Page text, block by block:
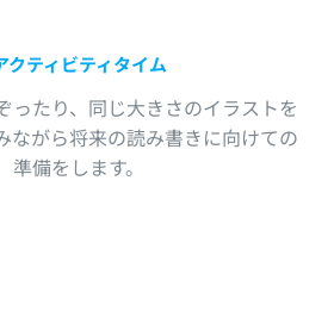
クティビティタイム
ったり、同じ大きさのイラストを
ながら将来の読み書きに向けての
準備をします。